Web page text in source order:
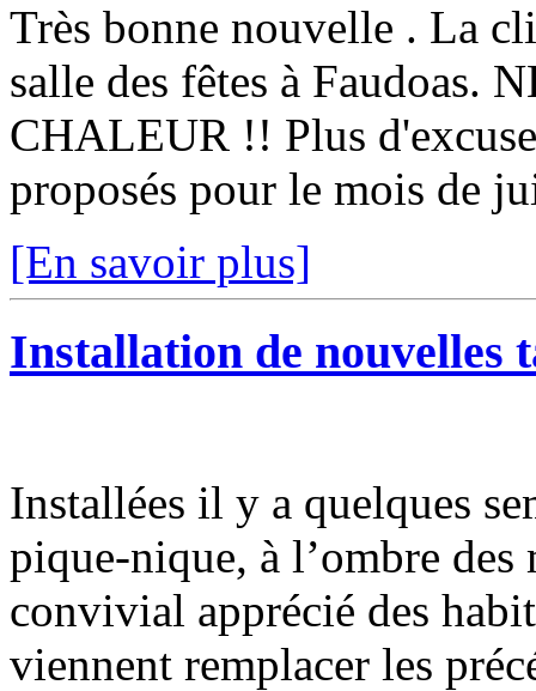
Très bonne nouvelle . La
salle des fêtes à Faudoas.
CHALEUR !! Plus
proposés pour le mois de
[En savoir plus]
Installation de nouvelles
Installées il y a quelques
pique-nique, à l’ombre
convivial apprécié des
viennent remplacer les